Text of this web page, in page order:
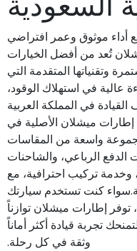
أداء موثوق وعمر افتراضي
تُعد من أفضل الخيارات
وتقنياتها المتقدمة التي
عالية في استهلاك الوقود،
في المملكة العربية
ميشلان الأصلية في
واسعة من المقاسات
الرباعي، والشاحنات
وخدمة تركيب احترافية، مع
كنت تستخدم سيارتك
توفر إطارات ميشلان توازناً
تجربة قيادة أكثر أماناً
وثقة في كل رحلة.